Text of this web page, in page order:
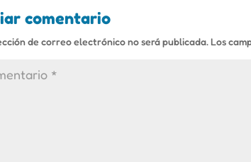
comentario
de correo electrónico no será publicada. Los